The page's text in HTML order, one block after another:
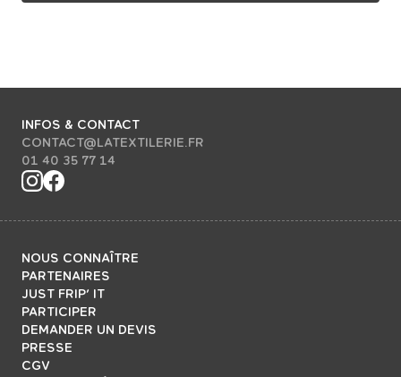
INFOS & CONTACT
CONTACT@LATEXTILERIE.FR
01 40 35 77 14
NOUS CONNAÎTRE
PARTENAIRES
JUST FRIP’ IT
PARTICIPER
DEMANDER UN DEVIS
PRESSE
CGV